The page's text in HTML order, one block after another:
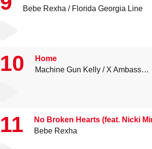
Bebe Rexha
Florida Georgia Line
10
Home
Machine Gun Kelly
X Ambassadors
11
No Broken Hearts (feat. Nicki
Bebe Rexha